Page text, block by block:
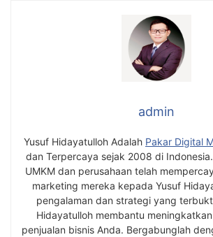
admin
Yusuf Hidayatulloh Adalah Pakar Digital
dan Terpercaya sejak 2008 di
UMKM dan perusahaan telah
marketing mereka kepada Yusuf
pengalaman dan strategi yang
Hidayatulloh membantu
penjualan bisnis Anda. Bergabunglah